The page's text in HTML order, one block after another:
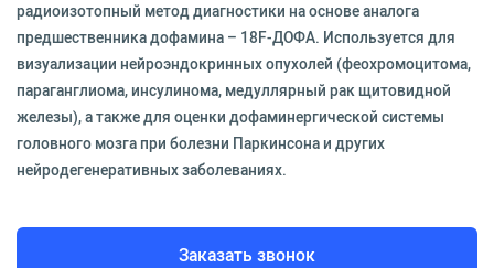
радиоизотопный метод диагностики на основе аналога
предшественника дофамина – 18F-ДОФА. Используется для
визуализации нейроэндокринных опухолей (феохромоцитома,
параганглиома, инсулинома, медуллярный рак щитовидной
железы), а также для оценки дофаминергической системы
головного мозга при болезни Паркинсона и других
нейродегенеративных заболеваниях.
Заказать звонок